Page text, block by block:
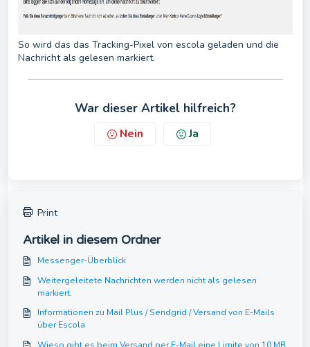
So wird das das Tracking-Pixel von escola geladen und die
Nachricht als gelesen markiert.
War dieser Artikel hilfreich?
Nein Ja
Print
Artikel in diesem Ordner
Messenger-Überblick
Weitergeleitete Nachrichten werden nicht als gelesen
markiert.
Informationen zu Mail Plus / Sendgrid / Versand von E-Mails
über Escola
Wieso gibt es beim Versand per E-Mail eine Limite von 10 MB